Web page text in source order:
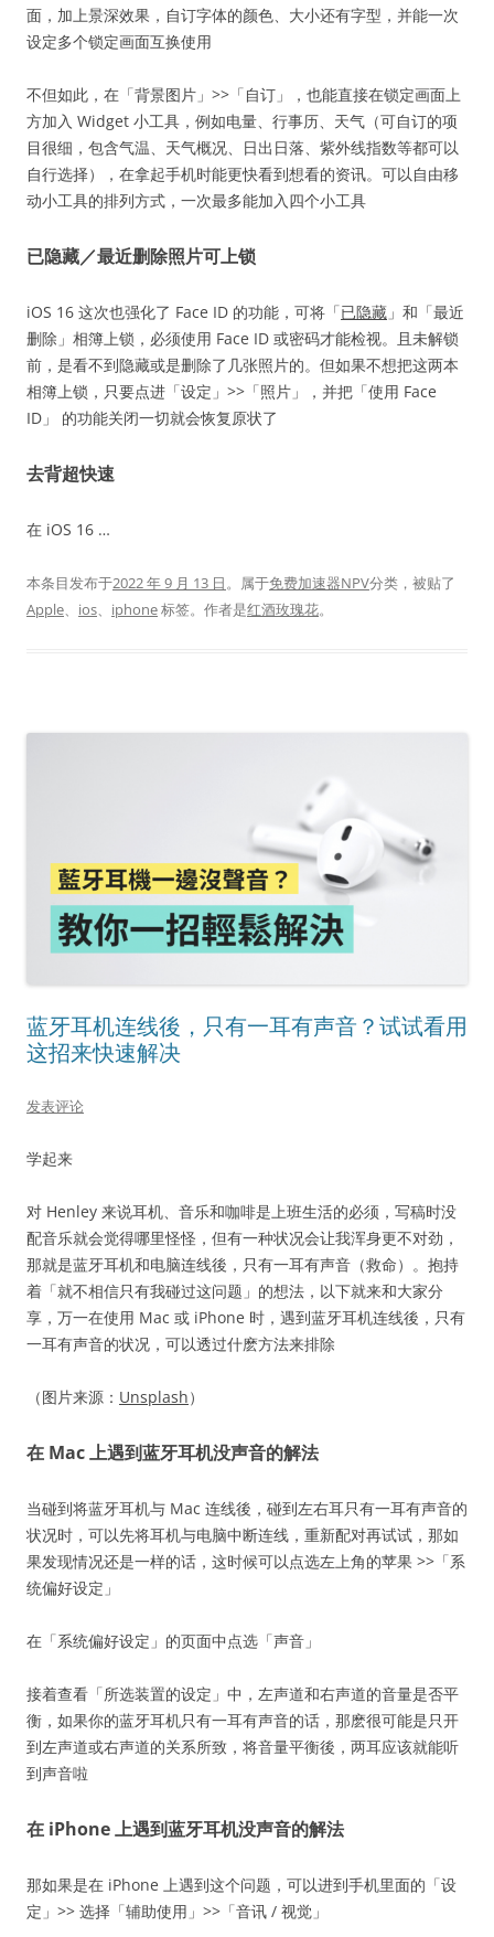
面，加上景深效果，自订字体的颜色、大小还有字型，并能一次
设定多个锁定画面互换使用
不但如此，在「背景图片」>>「自订」，也能直接在锁定画面上
方加入 Widget 小工具，例如电量、行事历、天气（可自订的项
目很细，包含气温、天气概况、日出日落、紫外线指数等都可以
自行选择），在拿起手机时能更快看到想看的资讯。可以自由移
动小工具的排列方式，一次最多能加入四个小工具
已隐藏／最近删除照片可上锁
iOS 16 这次也强化了 Face ID 的功能，可将「已隐藏 」和「最近
删除」相簿上锁，必须使用 Face ID 或密码才能检视。且未解锁
前，是看不到隐藏或是删除了几张照片的。但如果不想把这两本
相簿上锁，只要点进「设定」>>「照片」，并把「使用 Face
ID」 的功能关闭一切就会恢复原状了
去背超快速
在 iOS 16 …
本条目发布于2022 年 9 月 13 日。属于免费加速器NPV分类，被贴了
Apple、 ios、 iphone标签。 作者是红酒玫瑰花。
蓝牙耳机连线後，只有一耳有声音？试试看用
这招来快速解决
发表评论
学起来
对 Henley 来说耳机、音乐和咖啡是上班生活的必须，写稿时没
配音乐就会觉得哪里怪怪，但有一种状况会让我浑身更不对劲，
那就是蓝牙耳机和电脑连线後，只有一耳有声音（救命）。抱持
着「就不相信只有我碰过这问题」的想法，以下就来和大家分
享，万一在使用 Mac 或 iPhone 时，遇到蓝牙耳机连线後，只有
一耳有声音的状况，可以透过什麽方法来排除
（图片来源： Unsplash）
在 Mac 上遇到蓝牙耳机没声音的解法
当碰到将蓝牙耳机与 Mac 连线後，碰到左右耳只有一耳有声音的
状况时，可以先将耳机与电脑中断连线，重新配对再试试，那如
果发现情况还是一样的话，这时候可以点选左上角的苹果 >>「系
统偏好设定」
在「系统偏好设定」的页面中点选「声音」
接着查看「所选装置的设定」中，左声道和右声道的音量是否平
衡，如果你的蓝牙耳机只有一耳有声音的话，那麽很可能是只开
到左声道或右声道的关系所致，将音量平衡後，两耳应该就能听
到声音啦
在 iPhone 上遇到蓝牙耳机没声音的解法
那如果是在 iPhone 上遇到这个问题，可以进到手机里面的「设
定」>> 选择「辅助使用」>>「音讯 / 视觉」